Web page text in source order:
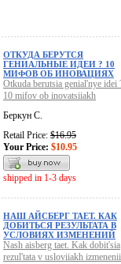
ОТКУДА БЕРУТСЯ
ГЕНИАЛЬНЫЕ ИДЕИ ? 10
МИФОВ ОБ ИНОВАЦИЯХ
Otkuda berutsia genial'nye idei
10 mifov ob inovatsiiakh
Беркун С.
Retail Price: $16.95
Your Price: $10.95
shipped in 1-3 days
НАШ АЙСБЕРГ ТАЕТ. КАК
ДОБИТЬСЯ РЕЗУЛЬТАТА В
УСЛОВИЯХ ИЗМЕНЕНИЙ
Nash aisberg taet. Kak dobit'sia
rezul'tata v usloviiakh izmenenii